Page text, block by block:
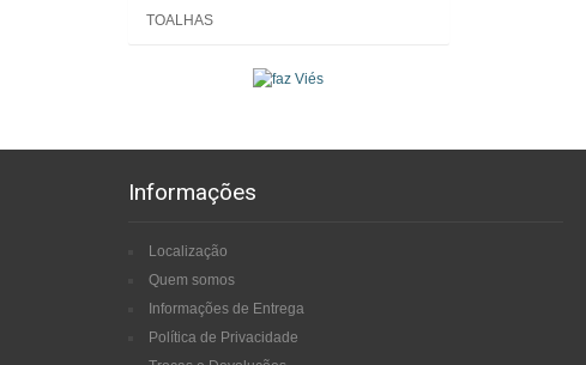
TOALHAS
Informações
Localização
Quem somos
Informações de Entrega
Política de Privacidade